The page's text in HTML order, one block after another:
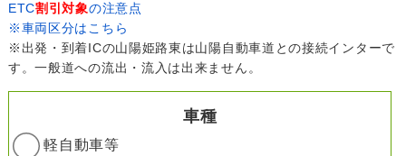
ETC割引対象の注意点
※車両区分はこちら
※出発・到着ICの山陽姫路東は山陽自動車道との接続インターで
す。一般道への流出・流入は出来ません。
車種
軽自動車等